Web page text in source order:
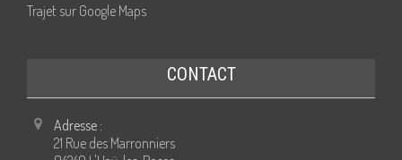
Trajet sur Google Maps
CONTACT
Adresse :
21 Rue des Marronniers